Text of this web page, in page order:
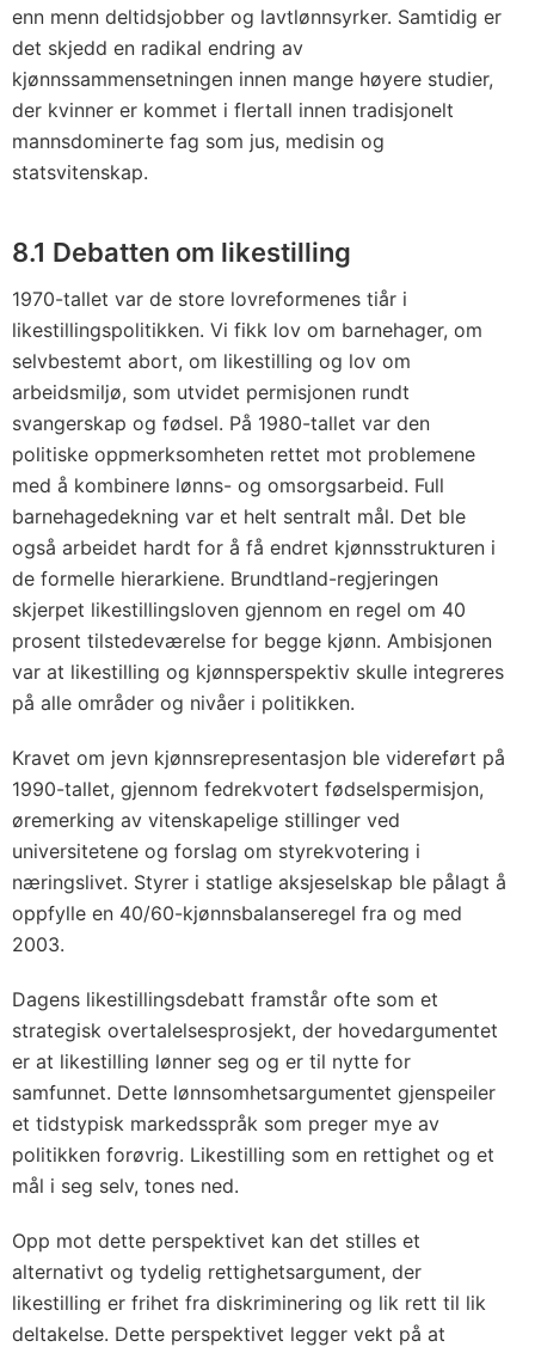
enn menn deltidsjobber og lavtlønnsyrker. Samtidig er
det skjedd en radikal endring av
kjønnssammensetningen innen mange høyere studier,
der kvinner er kommet i flertall innen tradisjonelt
mannsdominerte fag som jus, medisin og
statsvitenskap.
8.1 Debatten om likestilling
1970-tallet var de store lovreformenes tiår i
likestillingspolitikken. Vi fikk lov om barnehager, om
selvbestemt abort, om likestilling og lov om
arbeidsmiljø, som utvidet permisjonen rundt
svangerskap og fødsel. På 1980-tallet var den
politiske oppmerksomheten rettet mot problemene
med å kombinere lønns- og omsorgsarbeid. Full
barnehagedekning var et helt sentralt mål. Det ble
også arbeidet hardt for å få endret kjønnsstrukturen i
de formelle hierarkiene. Brundtland-regjeringen
skjerpet likestillingsloven gjennom en regel om 40
prosent tilstedeværelse for begge kjønn. Ambisjonen
var at likestilling og kjønnsperspektiv skulle integreres
på alle områder og nivåer i politikken.
Kravet om jevn kjønnsrepresentasjon ble videreført på
1990-tallet, gjennom fedrekvotert fødselspermisjon,
øremerking av vitenskapelige stillinger ved
universitetene og forslag om styrekvotering i
næringslivet. Styrer i statlige aksjeselskap ble pålagt å
oppfylle en 40/60-kjønnsbalanseregel fra og med
2003.
Dagens likestillingsdebatt framstår ofte som et
strategisk overtalelsesprosjekt, der hovedargumentet
er at likestilling lønner seg og er til nytte for
samfunnet. Dette lønnsomhetsargumentet gjenspeiler
et tidstypisk markedsspråk som preger mye av
politikken forøvrig. Likestilling som en rettighet og et
mål i seg selv, tones ned.
Opp mot dette perspektivet kan det stilles et
alternativt og tydelig rettighetsargument, der
likestilling er frihet fra diskriminering og lik rett til lik
deltakelse. Dette perspektivet legger vekt på at